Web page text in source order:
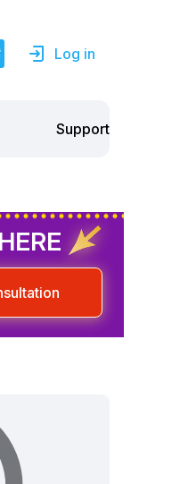
Log in
Support